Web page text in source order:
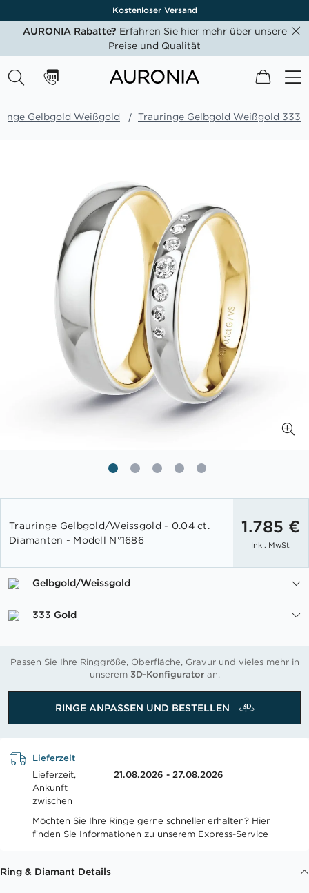
Kostenloser Versand
AURONIA Rabatte? Erfahren Sie hier mehr über unsere
Preise und Qualität
Mein
Gelbgold Weißgold Trauringe Gelbgold Weißgold 333
der
Bildgalerie
Trauringe Gelbgold/Weissgold - 0.04 ct.
Diamanten - Modell N°1686
1.785 €
Inkl. MwSt.
Gelbgold/Weissgold
333 Gold
Passen Sie Ihre Ringgröße, Oberfläche, Gravur und vieles mehr in
unserem 3D-Konfiguratoran.
RINGE ANPASSEN UND BESTELLEN
Lieferzeit
Lieferzeit,
Ankunft
zwischen
21.08.2026 - 27.08.2026
Möchten Sie Ihre Ringe gerne schneller erhalten? Hier
finden Sie Informationen zu unserem Express-Service
Ring & Diamant Details